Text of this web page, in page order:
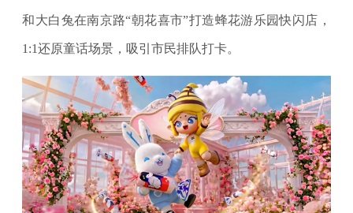
和大白兔在南京路“朝花喜市”打造蜂花游乐园快闪店，
1:1还原童话场景，吸引市民排队打卡。